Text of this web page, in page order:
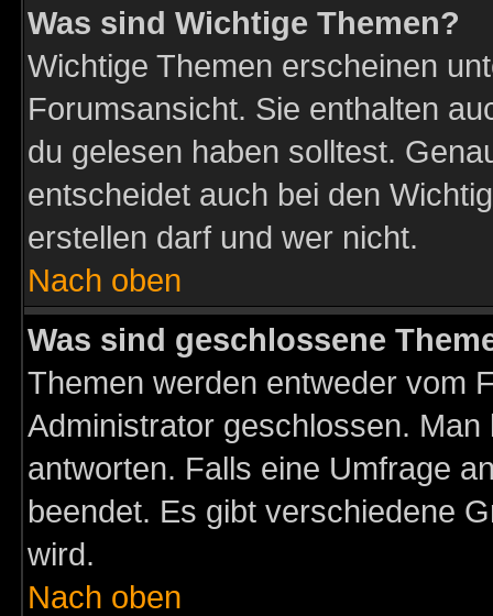
Was sind Wichtige Themen?
Wichtige Themen erscheinen
Forumsansicht. Sie enthalten
du gelesen haben solltest.
entscheidet auch bei den
erstellen darf und wer nicht.
Nach oben
Was sind geschlossene
Themen werden entweder vom
Administrator geschlossen.
antworten. Falls eine Umfrage
beendet. Es gibt verschiedene
wird.
Nach oben